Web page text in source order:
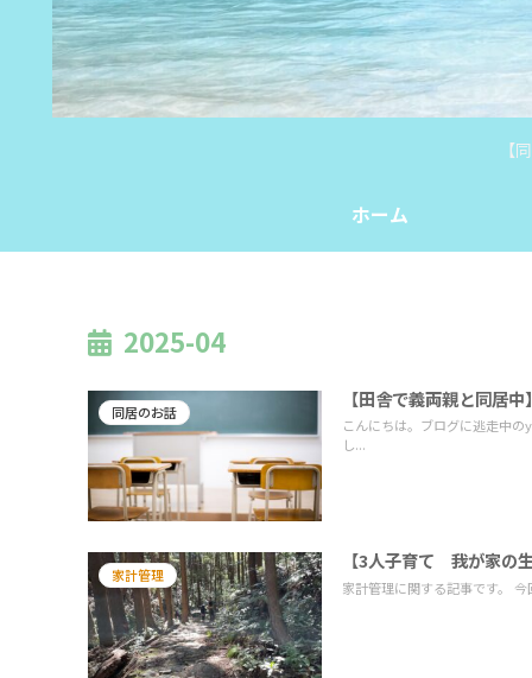
【
ホーム
2025-04
同居のお話
【田舎で義両親と同居
こんにちは。ブログに逃走中
し...
家計管理
【3人子育て 我が家の
家計管理に関する記事です。